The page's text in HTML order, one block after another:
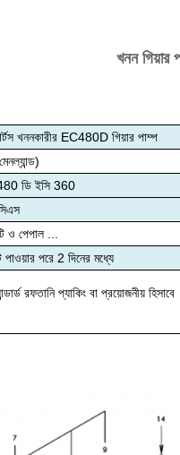
খনন
খননকারীর EC480D গিয়ার পাম্প
ডি ইসি 360
ও পেপাল ...
পাওয়ার পরে 2 দিনের মধ্যে
রফতানি প্যাকিং বা প্রয়োজনীয় হিসাবে